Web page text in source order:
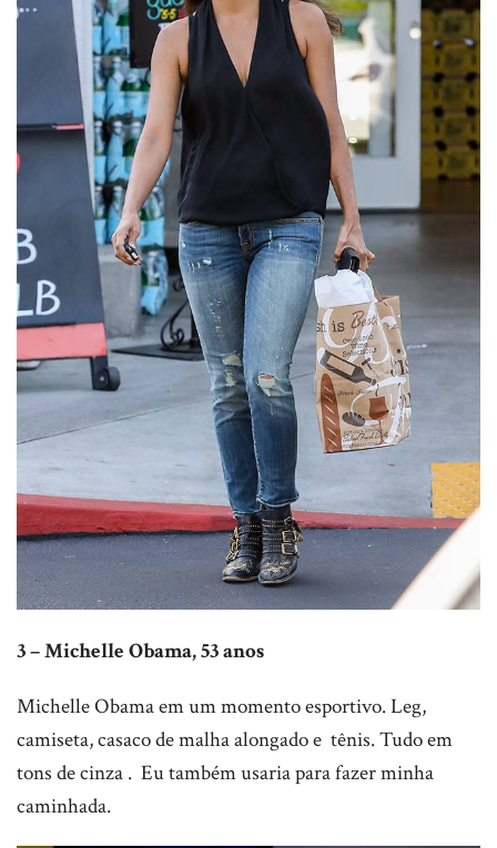
3 – Michelle Obama, 53 anos
Michelle Obama em um momento esportivo. Leg,
camiseta, casaco de malha alongado e tênis. Tudo em
tons de cinza . Eu também usaria para fazer minha
caminhada.